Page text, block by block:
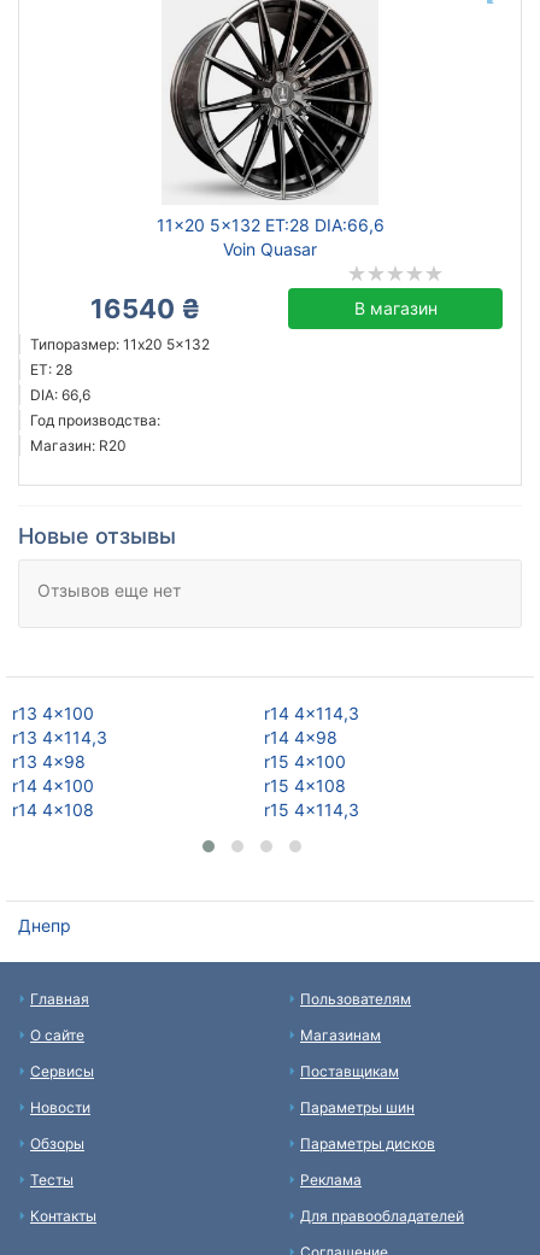
11x20 5x132 ET:28 DIA:66,6
Voin Quasar
16540 ₴ В магазин
Типоразмер: 11x20 5x132
ET: 28
DIA: 66,6
Год производства:
Магазин: R20
Новые отзывы
Отзывов еще нет
r13 4x100
r13 4x114,3
r13 4x98
r14 4x100
r14 4x108
r14 4x114,3
r14 4x98
r15 4x100
r15 4x108
r15 4x114,3
Днепр
Главная
О сайте
Сервисы
Новости
Обзоры
Тесты
Контакты
Пользователям
Магазинам
Поставщикам
Параметры шин
Параметры дисков
Реклама
Для правообладателей